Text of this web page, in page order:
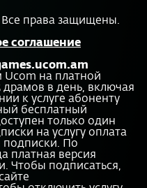
Все права защищены.
соглашение
Ucom на платной
драмов в день, включая
к услуге абоненту
бесплатный
только один
на услугу оплата
подписки. По
платная версия
Чтобы подписаться,